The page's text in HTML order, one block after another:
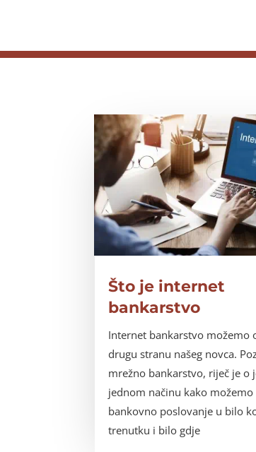
Što je internet
bankarstvo
Internet bankarstvo možemo
drugu stranu našeg novca.
mrežno bankarstvo, riječ je o
jednom načinu kako
bankovno poslovanje u bilo
trenutku i bilo gdje